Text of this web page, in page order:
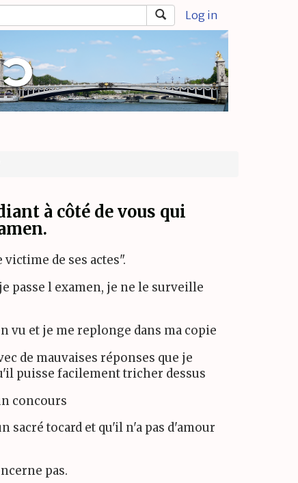
Log in
à côté de vous qui
de ses actes".
passe l examen, je ne le surveille
vu et je me replonge dans ma copie
de mauvaises réponses que je
puisse facilement tricher dessus
concours
sacré tocard et qu'il n'a pas d'amour
pas.